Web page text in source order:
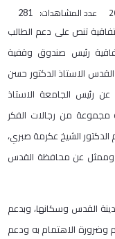
عدد المشاهدات: 281
تنص على دعم الطالب
رئيس صندوق وقفية
الاستاذ الدكتور حسن
عن رئيس الجامعة الاستاذ
مجموعة من رجالات الفكر
الدكتور الشيخ عكرمة صبري،
وممثل عن محافظة القدس
القدس وسكانها، وبدعم
وضرورة الاهتمام به ودعم